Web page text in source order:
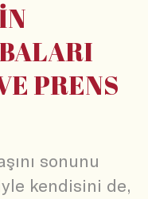
PRENS
sonunu
kendisini de,